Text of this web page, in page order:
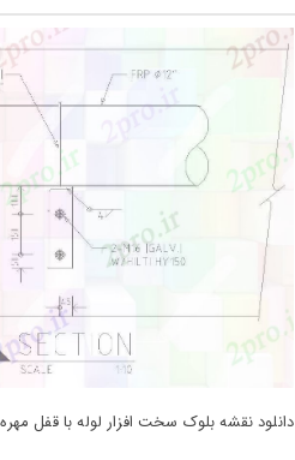
دانلود نقشه بلوک سخت افزار لوله با قفل مهره